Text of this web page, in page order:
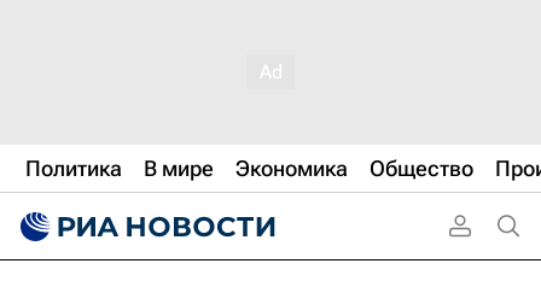
Политика В мире Экономика Общество